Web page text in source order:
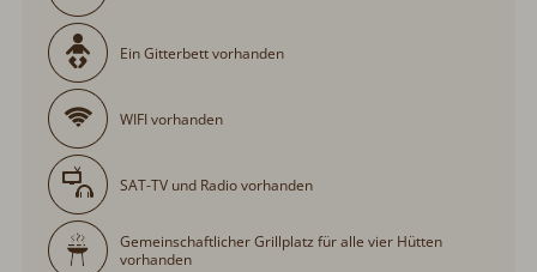
Ein Gitterbett vorhanden
WIFI vorhanden
SAT-TV und Radio vorhanden
Gemeinschaftlicher Grillplatz für alle vier Hütten
vorhanden